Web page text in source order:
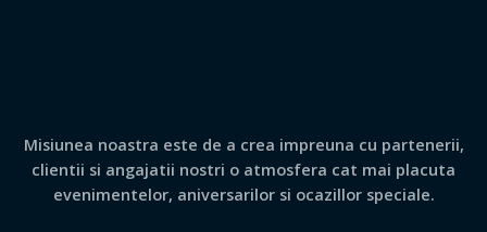
Misiunea noastra este de a crea impreuna cu partenerii,
clientii si angajatii nostri o atmosfera cat mai placuta
evenimentelor, aniversarilor si ocazillor speciale.